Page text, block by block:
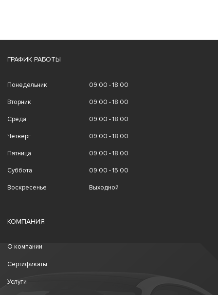
ГРАФИК РАБОТЫ
Понедельник 09:00 - 18:00
Вторник 09:00 - 18:00
Среда 09:00 - 18:00
Четверг 09:00 - 18:00
Пятница 09:00 - 18:00
Суббота 09:00 - 15:00
Воскресенье Выходной
КОМПАНИЯ
О компании
Сертификаты
Услуги